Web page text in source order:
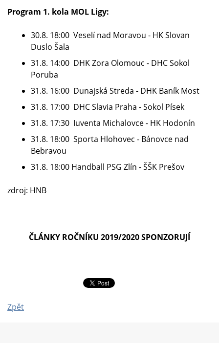
Program 1. kola MOL Ligy:
30.8. 18:00 Veselí nad Moravou - HK Slovan
Duslo Šala
31.8. 14:00 DHK Zora Olomouc - DHC Sokol
Poruba
31.8. 16:00 Dunajská Streda - DHK Baník Most
31.8. 17:00 DHC Slavia Praha - Sokol Písek
31.8. 17:30 Iuventa Michalovce - HK Hodonín
31.8. 18:00 Sporta Hlohovec - Bánovce nad
Bebravou
31.8. 18:00 Handball PSG Zlín - ŠŠK Prešov
zdroj: HNB
ČLÁNKY ROČNÍKU 2019/2020 SPONZORUJÍ
Zpět